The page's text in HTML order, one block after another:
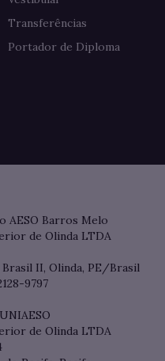
Transferências
Portador de Diploma
AESO Barros Melo
de Olinda LTDA
Brasil II, Olinda, PE/Brasil
9797
de Olinda LTDA